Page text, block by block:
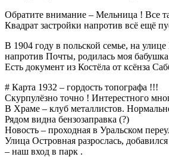
Обратите внимание – Мельница ! Все
Квадрат застройки напротив всё ещё
В 1904 году в польской семье, на
напротив Почты, родилась моя
Есть документ из Костёла от ксёнза
# Карта 1932 – гордость топографа !!!
Скурпулёзно точно ! Интерестного
В Храме – клуб металлистов.
Рядом видна бензозаправка (?)
Новость – проходная в Уральском
Улица Островная разрослась,
– наш вход в парк .